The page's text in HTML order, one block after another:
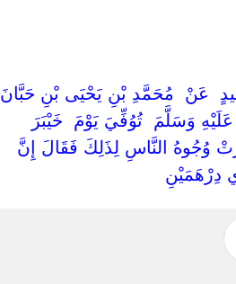
‏عَنْ ‏ ‏مُحَمَّدِ بْنِ يَحْيَى بْنِ حَبَّانَ
وَسَلَّمَ ‏ ‏تُوُفِّيَ يَوْمَ ‏ ‏خَيْبَرَ
وُجُوهُ النَّاسِ لِذَلِكَ فَقَالَ إِنَّ
دِرْهَمَيْنِ